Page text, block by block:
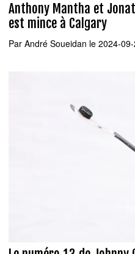
Anthony Mantha et
est mince à Calgary
Par André Soueidan le 2024-09-